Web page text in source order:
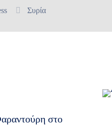
Συρία
στο